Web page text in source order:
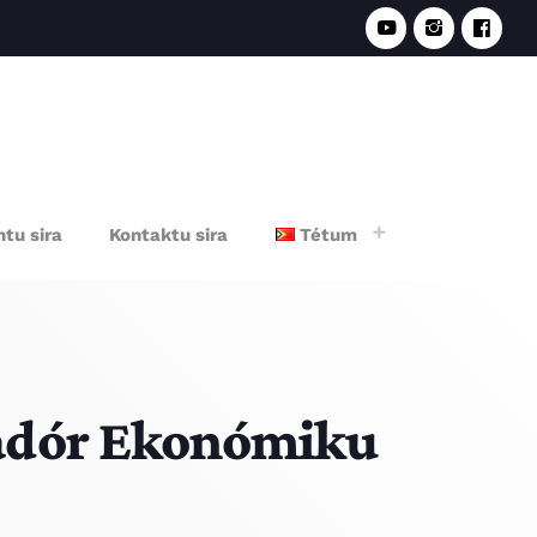
sira Kontaktu sira Tétum
Ekonómiku